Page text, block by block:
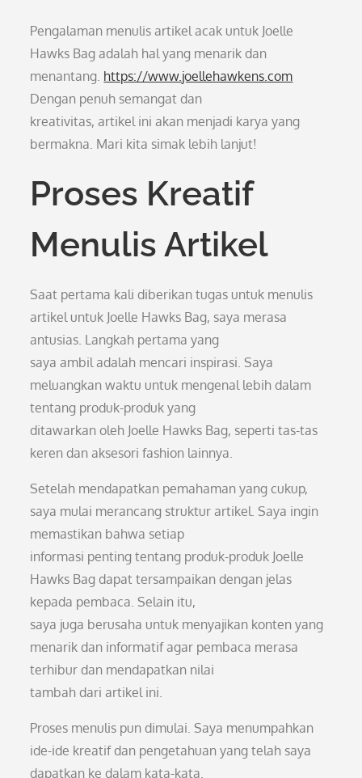
Pengalaman menulis artikel acak untuk Joelle
Hawks Bag adalah hal yang menarik dan
menantang. https://www.joellehawkens.com
Dengan penuh semangat dan
kreativitas, artikel ini akan menjadi karya yang
bermakna. Mari kita simak lebih lanjut!
Proses Kreatif
Menulis Artikel
Saat pertama kali diberikan tugas untuk menulis
artikel untuk Joelle Hawks Bag, saya merasa
antusias. Langkah pertama yang
saya ambil adalah mencari inspirasi. Saya
meluangkan waktu untuk mengenal lebih dalam
tentang produk-produk yang
ditawarkan oleh Joelle Hawks Bag, seperti tas-tas
keren dan aksesori fashion lainnya.
Setelah mendapatkan pemahaman yang cukup,
saya mulai merancang struktur artikel. Saya ingin
memastikan bahwa setiap
informasi penting tentang produk-produk Joelle
Hawks Bag dapat tersampaikan dengan jelas
kepada pembaca. Selain itu,
saya juga berusaha untuk menyajikan konten yang
menarik dan informatif agar pembaca merasa
terhibur dan mendapatkan nilai
tambah dari artikel ini.
Proses menulis pun dimulai. Saya menumpahkan
ide-ide kreatif dan pengetahuan yang telah saya
dapatkan ke dalam kata-kata.